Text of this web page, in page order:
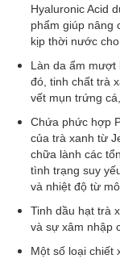
Hyaluronic Acid
phẩm giúp nâng
kịp thời nước cho
Làn da ẩm mượt
đó, tinh chất trà
vết mụn trứng
Chứa phức hợp
của trà xanh từ
chữa lành các
tình trạng suy
và nhiệt độ từ
Tinh dầu hạt trà
và sự xâm nhập
Một số loại chiết